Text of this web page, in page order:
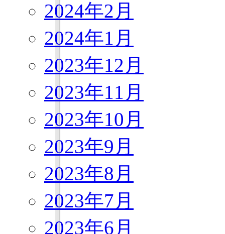
2024年2月
2024年1月
2023年12月
2023年11月
2023年10月
2023年9月
2023年8月
2023年7月
2023年6月